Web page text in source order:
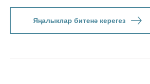
Яңалыклар битенә керегез